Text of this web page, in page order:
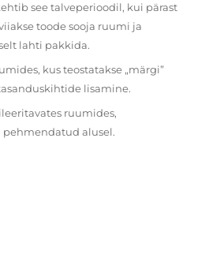
see talveperioodil, kui pärast
toode sooja ruumi ja
lahti pakkida.
kus teostatakse „märgi”
lisamine.
ruumides,
pehmendatud alusel.